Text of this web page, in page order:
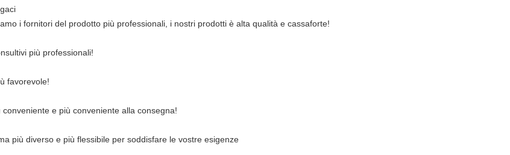
i fornitori del prodotto più professionali, i nostri prodotti è alta qualità e cassaforte!
più professionali!
favorevole!
conveniente e più conveniente alla consegna!
più diverso e più flessibile per soddisfare le vostre esigenze